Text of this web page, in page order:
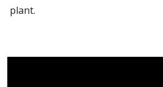
plant.